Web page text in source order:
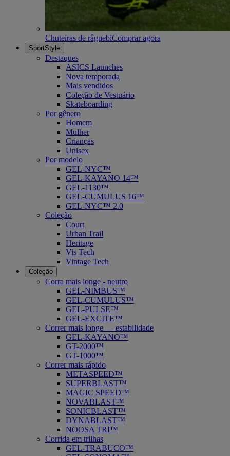
Chuteiras de râguebiComprar agora
SportStyle
Destaques
ASICS Launches
Nova temporada
Mais vendidos
Coleção de Vestuário
Skateboarding
Por gênero
Homem
Mulher
Crianças
Unisex
Por modelo
GEL-NYC™
GEL-KAYANO 14™
GEL-1130™
GEL-CUMULUS 16™
GEL-NYC™ 2.0
Coleção
Court
Urban Trail
Heritage
Vis Tech
Vintage Tech
Coleção
Corra mais longe - neutro
GEL-NIMBUS™
GEL-CUMULUS™
GEL-PULSE™
GEL-EXCITE™
Correr mais longe — estabilidade
GEL-KAYANO™
GT-2000™
GT-1000™
Correr mais rápido
METASPEED™
SUPERBLAST™
MAGIC SPEED™
NOVABLAST™
SONICBLAST™
DYNABLAST™
NOOSA TRI™
Corrida em trilhas
GEL-TRABUCO™